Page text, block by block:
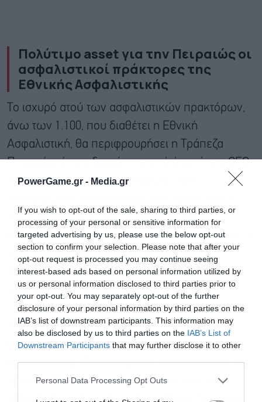
PowerGame.gr - Media.gr
If you wish to opt-out of the sale, sharing to third parties, or
processing of your personal or sensitive information for
targeted advertising by us, please use the below opt-out
section to confirm your selection. Please note that after your
opt-out request is processed you may continue seeing
interest-based ads based on personal information utilized by
us or personal information disclosed to third parties prior to
your opt-out. You may separately opt-out of the further
disclosure of your personal information by third parties on the
IAB’s list of downstream participants. This information may
also be disclosed by us to third parties on the IAB’s List of
Downstream Participants that may further disclose it to other
Personal Data Processing Opt Outs
Πολύτιμο asset για την Πειραιώς οι
ασφαλιστικοί πράκτορες της
Εθνικής Ασφαλιστικής
Το ισχυρό ατού των ασφαλιστικών πρακτόρων,
άνω των 1.100, που διαθέτει η Εθνική
Ασφαλιστική, θα περιφρουρήσει η Τράπεζα
Πειραιώς, όπως διαφάνηκε από όσα είπε ο CEO
της Πειραιώς, Χρήστος Μεγάλου, στην
του εταιρικού δικτύου πωλήσεων της
ασφαλιστικής. Η εκδήλωση -που συνέπεσε με τη
συμπλήρωση 135 χρόνων της Εθνικής
Ασφαλιστικής και την αλλαγή σελίδας μετά την
εξαγορά της από την Πειραιώς-
πραγματοποιήθηκε στο Κτήμα Νάσιουτζικ, με τη
συμμετοχή πάνω από 700 διακεκριμένων
ασφαλιστικών συμβούλων και στελεχών της
ασφαλιστικής. Μιλώντας στην εκδήλωση, ο CEO,
Χρήστος Μεγάλου, είπε ότι η απόκτηση της
Εθνικής Ασφαλιστικής από τον Όμιλο Πειραιώς
Εγγραφή στο
newsletter